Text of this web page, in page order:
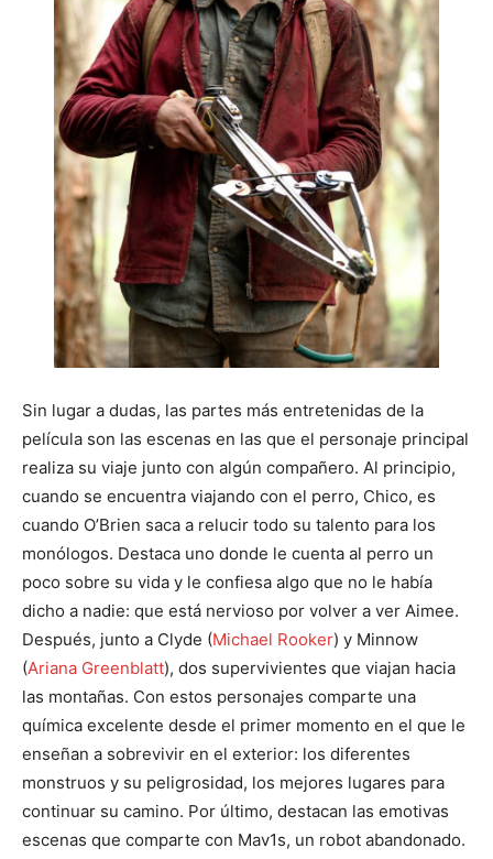
Sin lugar a dudas, las partes más entretenidas de la
película son las escenas en las que el personaje principal
realiza su viaje junto con algún compañero. Al principio,
cuando se encuentra viajando con el perro, Chico, es
cuando O’Brien saca a relucir todo su talento para los
monólogos. Destaca uno donde le cuenta al perro un
poco sobre su vida y le confiesa algo que no le había
dicho a nadie: que está nervioso por volver a ver Aimee.
Después, junto a Clyde (Michael Rooker) y Minnow
(Ariana Greenblatt), dos supervivientes que viajan hacia
las montañas. Con estos personajes comparte una
química excelente desde el primer momento en el que le
enseñan a sobrevivir en el exterior: los diferentes
monstruos y su peligrosidad, los mejores lugares para
continuar su camino. Por último, destacan las emotivas
escenas que comparte con Mav1s, un robot abandonado.